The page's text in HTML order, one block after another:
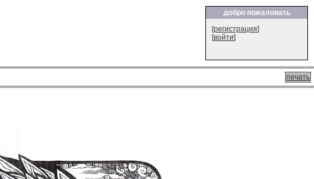
добро пожаловать
[регистрация]
[войти]
печать